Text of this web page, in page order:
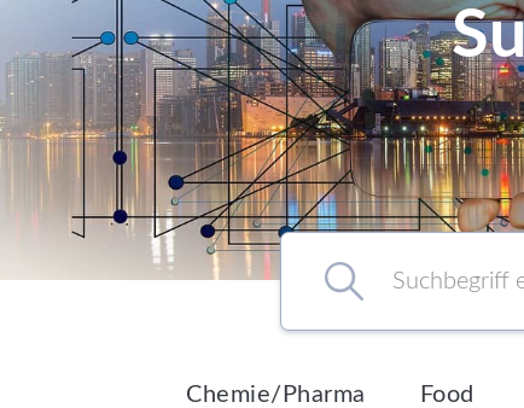
Chemie/Pharma
Food
Healthcare
Kunststoff
Suchbegriff
Chemie/Pharma Food